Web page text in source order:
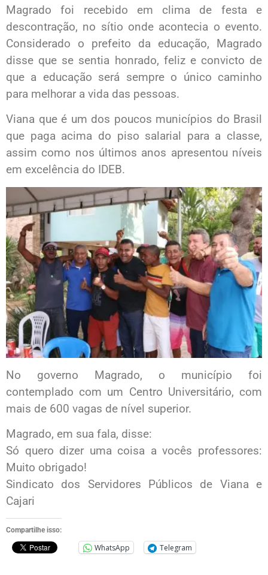
Magrado foi recebido em clima de festa e
descontração, no sítio onde acontecia o evento.
Considerado o prefeito da educação, Magrado
disse que se sentia honrado, feliz e convicto de
que a educação será sempre o único caminho
para melhorar a vida das pessoas.
Viana que é um dos poucos municípios do Brasil
que paga acima do piso salarial para a classe,
assim como nos últimos anos apresentou níveis
em excelência do IDEB.
No governo Magrado, o município foi
contemplado com um Centro Universitário, com
mais de 600 vagas de nível superior.
Magrado, em sua fala, disse:
Só quero dizer uma coisa a vocês professores:
Muito obrigado!
Sindicato dos Servidores Públicos de Viana e
Cajari
Compartilhe isso:
WhatsApp Telegram